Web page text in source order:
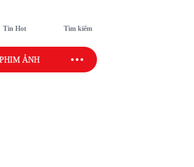
Tin Hot Tìm kiếm
PHIM ẢNH SAO SPORT